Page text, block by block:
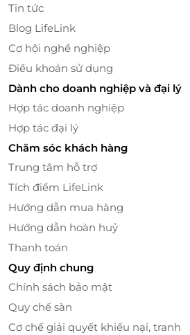
Tiện ích phòng đầy đủ, tinh tế
Miễn phí bữa sáng tự chọn
sạn từ 6h30 - 9h30 mỗi ngày.
Trang bị trà, cà phê và nước
Truy cập Internet tốc độ
bộ khuôn viên khách sạn.
Phòng tắm riêng đi kèm các
vòi xịt hoặc chậu rửa vệ sinh.
Tin tức
Blog LifeLink
Cơ hội nghề nghiệp
Điều khoản sử dụng
Dành cho doanh nghiệp và đại lý
Hợp tác doanh nghiệp
Hợp tác đại lý
Chăm sóc khách hàng
Trung tâm hỗ trợ
Tích điểm LifeLink
Hướng dẫn mua hàng
Hướng dẫn hoàn huỷ
Thanh toán
Quy định chung
Chính sách bảo mật
Quy chế sàn
Cơ chế giải quyết khiếu nại, tranh